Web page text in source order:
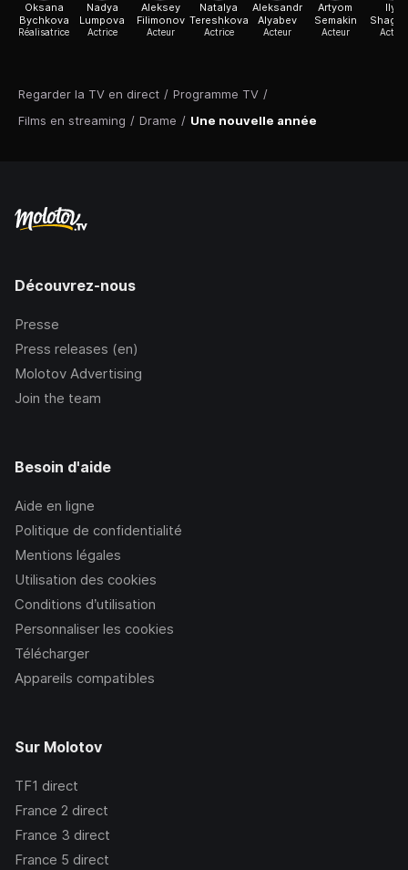
Regarder la TV en direct / Programme TV /
Films en streaming / Drame / Une nouvelle année
Oksana
Bychkova
Réalisatrice
Nadya
Lumpova
Actrice
Aleksey
Filimonov
Acteur
Natalya
Tereshkova
Actrice
Aleksandr
Alyabev
Acteur
Artyom
Semakin
Acteur
Ilya
Acteur
Découvrez-nous
Presse
Press releases (en)
Molotov Advertising
Join the team
Besoin d'aide
Aide en ligne
Politique de confidentialité
Mentions légales
Utilisation des cookies
Conditions d’utilisation
Personnaliser les cookies
Télécharger
Appareils compatibles
Sur Molotov
TF1 direct
France 2 direct
France 3 direct
France 5 direct